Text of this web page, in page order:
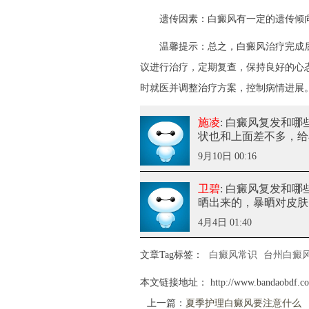
遗传因素：白癜风有一定的遗传倾
温馨提示：总之，白癜风治疗完成
议进行治疗，定期复查，保持良好的
时就医并调整治疗方案，控制病情进展
施凌: 白癜风复发和哪
状也和上面差不多，
9月10日 00:16
卫碧: 白癜风复发和哪
晒出来的，暴晒对皮
4月4日 01:40
文章Tag标签： 白癜风常识 台州白癜
本文链接地址：
http://
上一篇： 夏季护理白癜风要注意什么